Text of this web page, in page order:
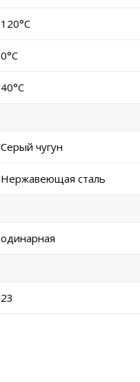
120°C
0°C
40°C
Серый чугун
Нержавеющая сталь
одинарная
23